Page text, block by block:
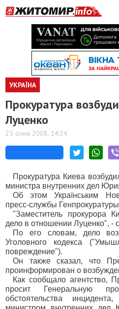
УКРАЇНА
Прокуратура
Луценко
25 січня 2008, 14:24
Прокуратура Киева
министра внутренних дел
Об этом Українським
пресс-службы
"Заместитель прокурора
дело в отношении Луценко", -
По его словам, дело
Уголовного кодекса
повреждение").
Он также сказал, что
проинформирован о
Как сообщало агентство,
просит Генеральную
обстоятельства